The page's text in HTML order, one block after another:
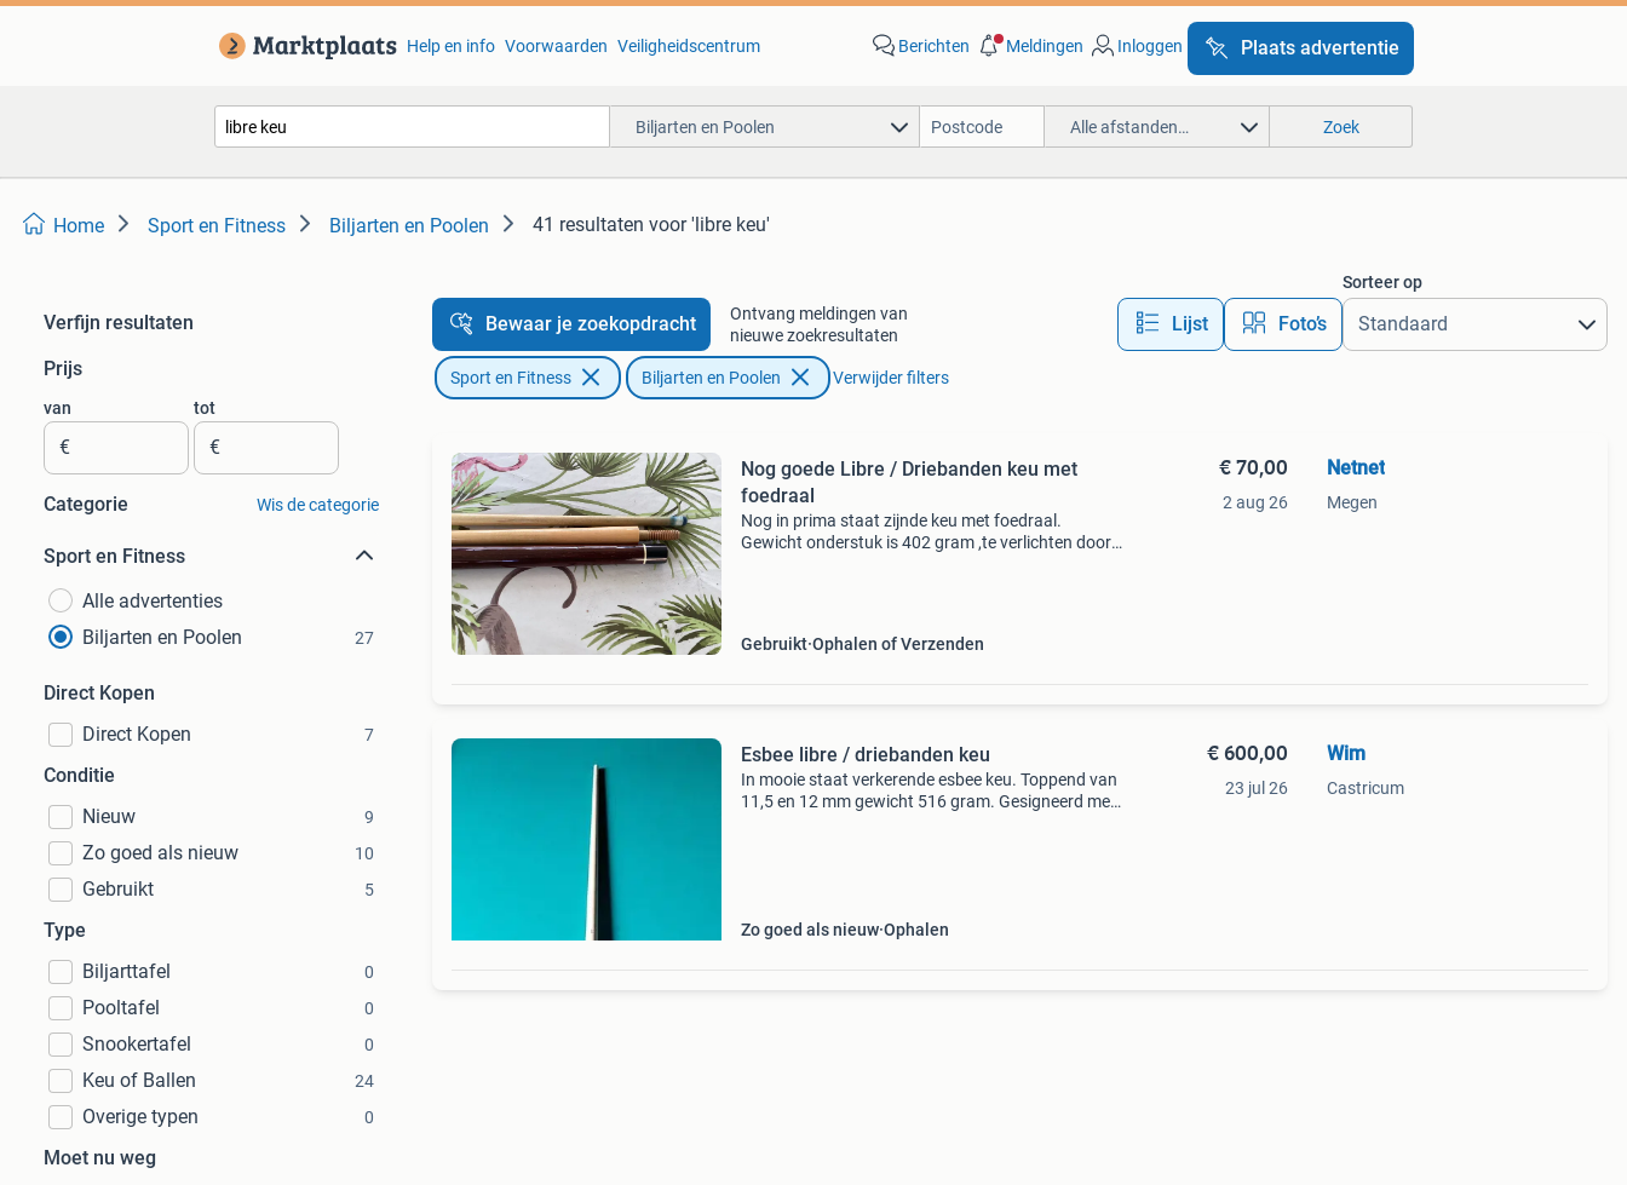
Help en info Voorwaarden Veiligheidscentrum Berichten Meldingen Inloggen Plaats advertentie
Biljarten en Poolen Alle afstanden… Zoek
Home Sport en Fitness Biljarten en Poolen 41 resultaten voor 'libre keu'
Verfijn resultaten
Prijs
van
€
tot
€
Categorie Wis de categorie
Sport en Fitness
Alle advertenties
Biljarten en Poolen
27
Direct Kopen
Direct Kopen
7
Conditie
Nieuw
9
Zo goed als nieuw 10
Gebruikt 5
Type
Biljarttafel
0
Pooltafel 0
Snookertafel 0
Keu of Ballen 24
Overige typen 0
Moet nu weg
Bewaar je zoekopdracht
Ontvang meldingen van
nieuwe zoekresultaten
Lijst Foto’s
Sorteer op
Sport en Fitness Biljarten en Poolen Verwijder filters
Nog goede Libre / Driebanden keu met
foedraal
Nog in prima staat zijnde keu met foedraal.
Gewicht onderstuk is 402 gram ,te verlichten door
Gebruikt Ophalen of Verzenden
€ 70,00
2 aug 26
Netnet
Megen
Esbee libre / driebanden keu
In mooie staat verkerende esbee keu. Toppend van
11,5 en 12 mm gewicht 516 gram. Gesigneerd met
Zo goed als nieuw Ophalen
€ 600,00
23 jul 26
Wim
Castricum